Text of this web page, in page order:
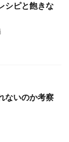
シピと飽きな
ないのか考察